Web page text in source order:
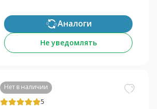
Аналоги
Не уведомлять
Нет в наличии
5